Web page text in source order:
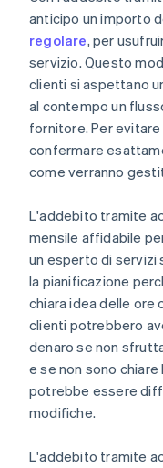
anticipo un importo
regolare, per
servizio. Questo
clienti si aspettano
al contempo un
fornitore. Per
confermare
come verranno
L'addebito tramite
mensile affidabile
un esperto di servizi
la pianificazione
chiara idea delle ore
clienti potrebbero
denaro se non
e se non sono
potrebbe essere
modifiche.
L'addebito tramite